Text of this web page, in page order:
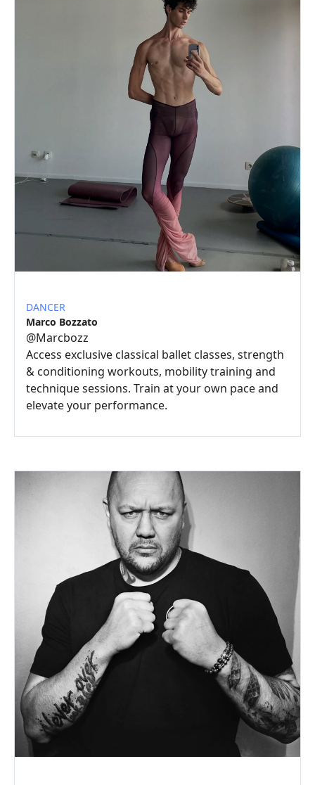
DANCER
Marco Bozzato
@Marcbozz
Access exclusive classical ballet classes, strength
& conditioning workouts, mobility training and
technique sessions. Train at your own pace and
elevate your performance.